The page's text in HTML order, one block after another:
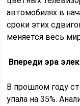
автомобилях в
сроки этих
меняется весь
Впереди эра
В прошлом году
упала на 35%.